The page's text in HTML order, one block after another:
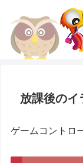
放課後のイ
ゲームコントロ